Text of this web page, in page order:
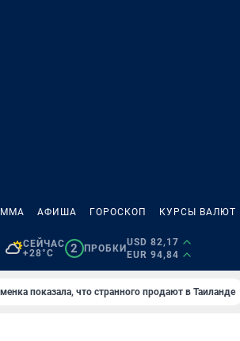
АФИША ГОРОСКОП КУРСЫ ВАЛЮТ
СЕЙЧАС
+28°C
2 ПРОБКИ
USD 82,17
EUR 94,84
показала, что странного продают в Таиланде